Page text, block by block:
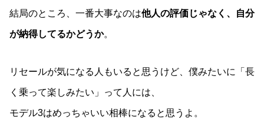
結局のところ、一番大事なのは他人の評価じゃなく、自分
が納得してるかどうか。
リセールが気になる人もいると思うけど、僕みたいに「長
く乗って楽しみたい」って人には、
モデル3はめっちゃいい相棒になると思うよ。